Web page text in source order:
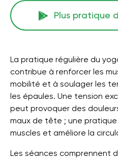
Plus pratique
La pratique régulière du
contribue à renforcer les
mobilité et à soulager les
les épaules. Une tension
peut provoquer des
maux de tête ; une
muscles et améliore la
Les séances comprennent